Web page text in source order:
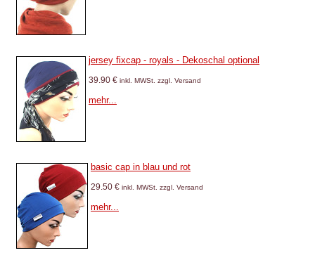
jersey fixcap - royals - Dekoschal optional
39.90 € inkl. MWSt. zzgl. Versand
mehr...
basic cap in blau und rot
29.50 € inkl. MWSt. zzgl. Versand
mehr...